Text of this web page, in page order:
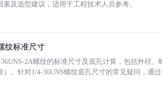
素及选型建议，适用于工程技术人员参考。
纹标准尺寸
2A螺纹的标准尺寸及底孔计算，包括外径
）。针对1/4-36UNS螺纹底孔尺寸的常见疑问，